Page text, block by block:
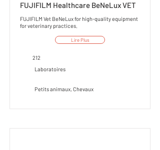
FUJIFILM Healthcare BeNeLux VET
FUJIFILM Vet BeNeLux for high-quality equipment
for veterinary practices.
Lire Plus
212
Laboratoires
Petits animaux, Chevaux